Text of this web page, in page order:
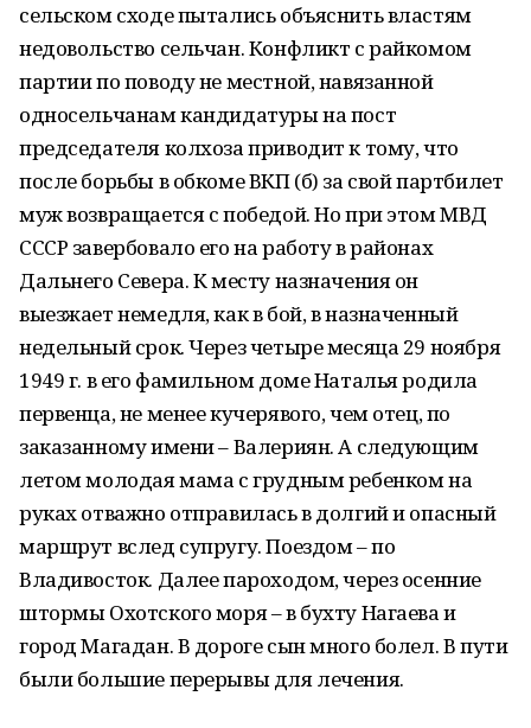
сельском сходе пытались объяснить властям
недовольство сельчан. Конфликт с райкомом
партии по поводу не местной, навязанной
односельчанам кандидатуры на пост
председателя колхоза приводит к тому, что
после борьбы в обкоме ВКП (б) за свой партбилет
муж возвращается с победой. Но при этом МВД
СССР завербовало его на работу в районах
Дальнего Севера. К месту назначения он
выезжает немедля, как в бой, в назначенный
недельный срок. Через четыре месяца 29 ноября
1949 г. в его фамильном доме Наталья родила
первенца, не менее кучерявого, чем отец, по
заказанному имени – Валериян. А следующим
летом молодая мама с грудным ребенком на
руках отважно отправилась в долгий и опасный
маршрут вслед супругу. Поездом – по
Владивосток. Далее пароходом, через осенние
штормы Охотского моря – в бухту Нагаева и
город Магадан. В дороге сын много болел. В пути
были большие перерывы для лечения.